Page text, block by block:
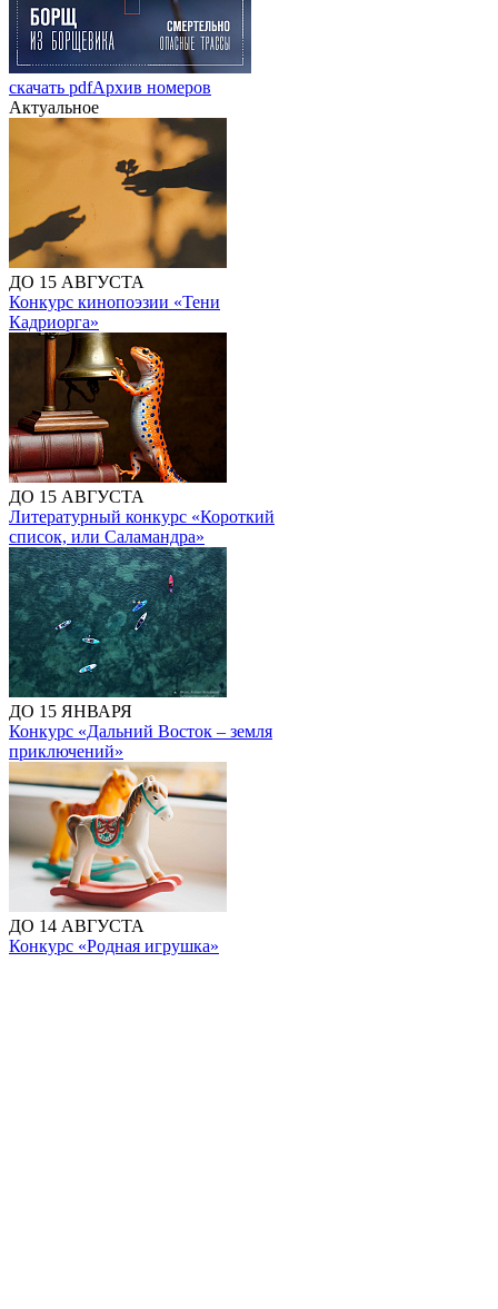
скачать pdfАрхив номеров
Актуальное
ДО 15 АВГУСТА
Конкурс кинопоэзии «Тени
Кадриорга»
ДО 15 АВГУСТА
Литературный конкурс «Короткий
список, или Саламандра»
ДО 15 ЯНВАРЯ
Конкурс «Дальний Восток – земля
приключений»
ДО 14 АВГУСТА
Конкурс «Родная игрушка»